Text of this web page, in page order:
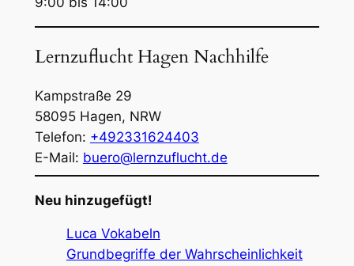
Lernzuflucht Hagen Nachhilfe
Kampstraße 29
58095Hagen, NRW
Telefon: +492331624403
E-Mail: buero@lernzuflucht.de
Neu hinzugefügt!
Luca Vokabeln
Grundbegriffe der Wahrscheinlichkeit